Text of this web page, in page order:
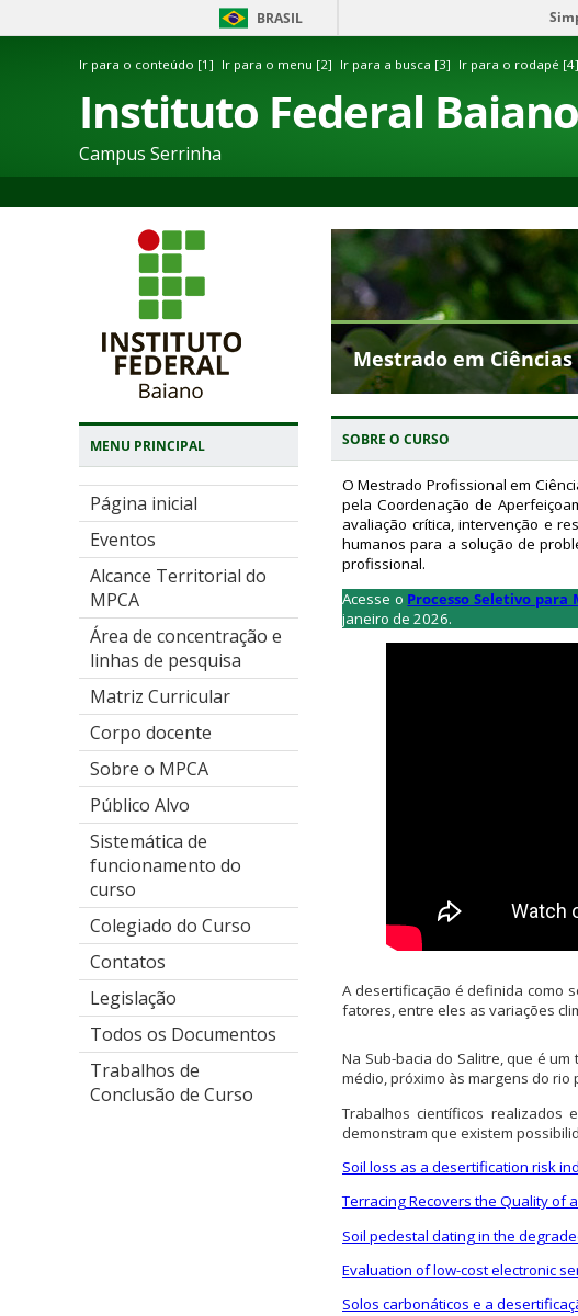
BRASIL
Ir para o conteúdo [1] Ir para o menu [2] Ir para a busca [3] Ir para o rodapé [4]
Instituto Federal Baiano
Campus Serrinha
MENU PRINCIPAL
Página inicial
Eventos
Alcance Territorial do
MPCA
Área de concentração e
linhas de pesquisa
Matriz Curricular
Corpo docente
Sobre o MPCA
Público Alvo
Sistemática de
funcionamento do
curso
Colegiado do Curso
Contatos
Legislação
Todos os Documentos
Trabalhos de
Conclusão de Curso
Mestrado em
SOBRE O CURSO
O Mestrado Profissional em
pela Coordenação de
avaliação crítica, intervenção e
humanos para a solução de
profissional.
Acesse o Processo Seletivo para
janeiro de 2026.
A desertificação é definida como
fatores, entre eles as variações
Na Sub-bacia do Salitre, que é
médio, próximo às margens do rio
Trabalhos científicos realizados
demonstram que existem
Soil loss as a desertification risk
Terracing Recovers the Quality of
Soil pedestal dating in the
Evaluation of low-cost electronic
Solos carbonáticos e a